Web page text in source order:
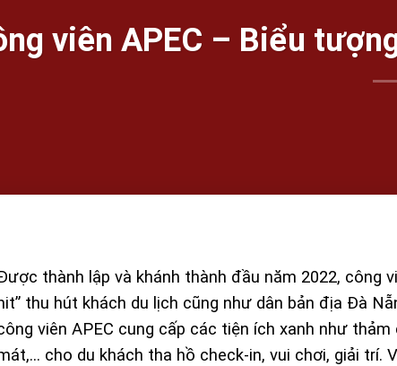
viên APEC – Biểu
thành lập và khánh thành đầu năm 2022, công
thu hút khách du lịch cũng như dân bản địa Đà
viên APEC cung cấp các tiện ích xanh như
cho du khách tha hồ check-in, vui chơi, giải